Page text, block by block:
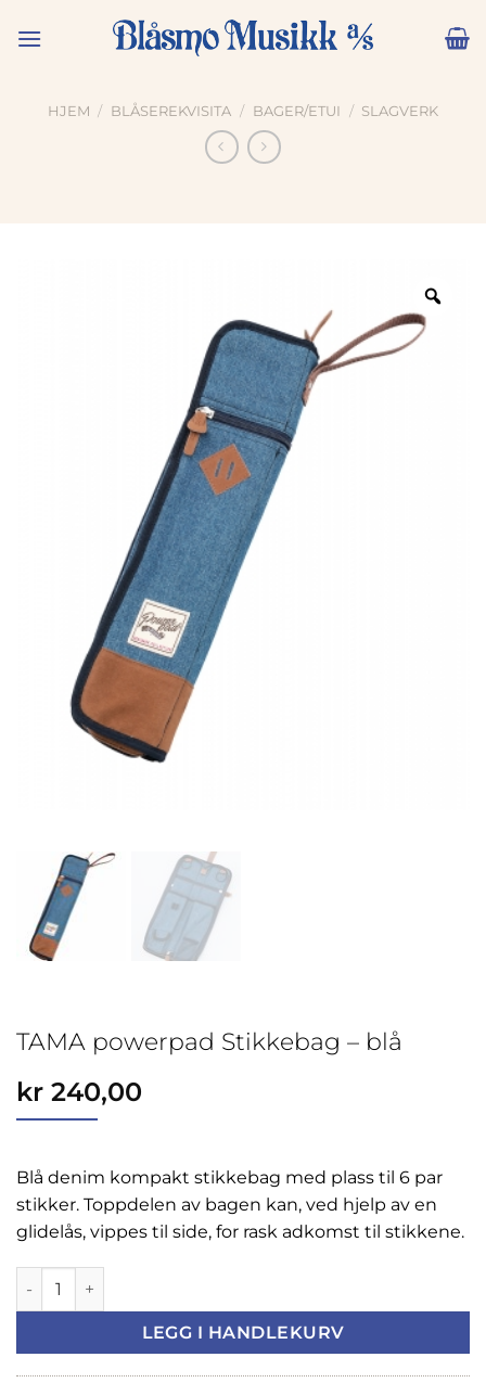
HJEM / BLÅSEREKVISITA / BAGER/ETUI / SLAGVERK
TAMA powerpad Stikkebag – blå
kr 240,00
Blå denim kompakt stikkebag med plass til 6 par
stikker. Toppdelen av bagen kan, ved hjelp av en
glidelås, vippes til side, for rask adkomst til stikkene.
TAMA powerpad Stikkebag - blå antall
LEGG I HANDLEKURV